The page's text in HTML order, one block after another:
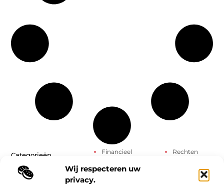
Wij respecteren uw
privacy.
Categorieën
Aanbiedingen
Adverteren
Financieel
Geschenken
Rechten
Startpaginas